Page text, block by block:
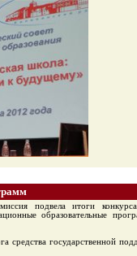
подвела итоги
образовательные
средства государственной